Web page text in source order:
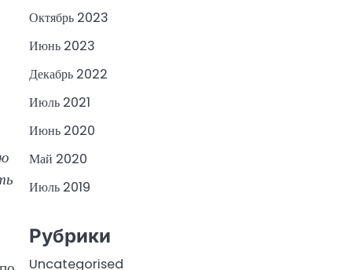
Октябрь 2023
Июнь 2023
Декабрь 2022
Июль 2021
Июнь 2020
Май 2020
Июль 2019
Рубрики
Uncategorised